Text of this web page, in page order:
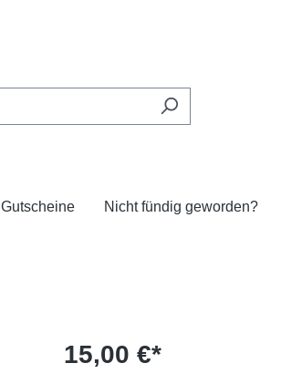
Gutscheine Nicht fündig geworden?
15,00 €*